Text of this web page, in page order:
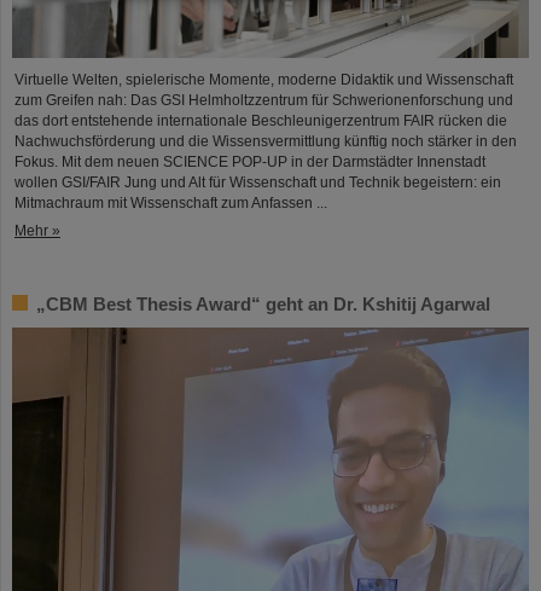
Virtuelle Welten, spielerische Momente, moderne Didaktik und Wissenschaft
zum Greifen nah: Das GSI Helmholtzzentrum für Schwerionenforschung und
das dort entstehende internationale Beschleunigerzentrum FAIR rücken die
Nachwuchsförderung und die Wissensvermittlung künftig noch stärker in den
Fokus. Mit dem neuen SCIENCE POP-UP in der Darmstädter Innenstadt
wollen GSI/FAIR Jung und Alt für Wissenschaft und Technik begeistern: ein
Mitmachraum mit Wissenschaft zum Anfassen ...
Mehr »
„CBM Best Thesis Award“ geht an Dr. Kshitij Agarwal